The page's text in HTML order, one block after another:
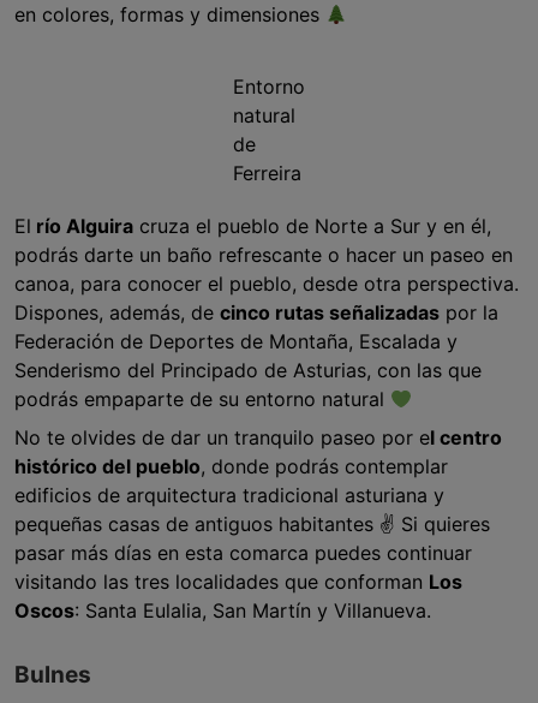
en colores, formas y dimensiones
Entorno
natural
de
Ferreira
El río Alguira cruza el pueblo de Norte a Sur y en él,
podrás darte un baño refrescante o hacer un paseo en
canoa, para conocer el pueblo, desde otra perspectiva.
Dispones, además, de cinco rutas señalizadas por la
Federación de Deportes de Montaña, Escalada y
Senderismo del Principado de Asturias, con las que
podrás empaparte de su entorno natural
No te olvides de dar un tranquilo paseo por el centro
histórico del pueblo, donde podrás contemplar
edificios de arquitectura tradicional asturiana y
pequeñas casas de antiguos habitantes ✌️ Si quieres
pasar más días en esta comarca puedes continuar
visitando las tres localidades que conforman Los
Oscos: Santa Eulalia, San Martín y Villanueva.
Bulnes